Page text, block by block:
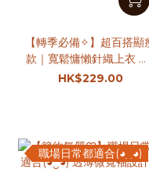
【轉季必備✧】超百搭顯
款｜寬鬆慵懶針織上衣 ｜5
色入
HK$229.00
職場日常都適合(◕‿◕)